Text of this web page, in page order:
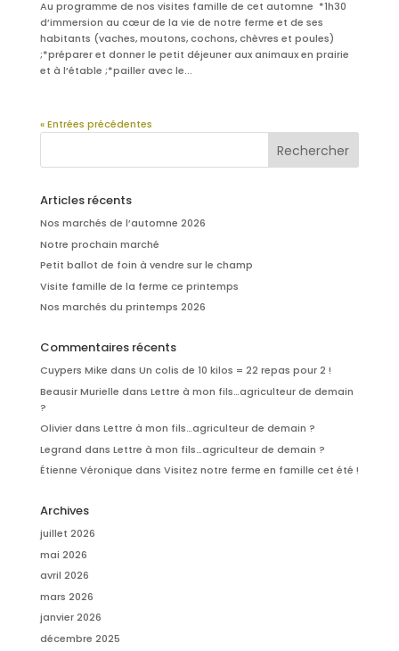
Au programme de nos visites famille de cet automne *1h30
d’immersion au cœur de la vie de notre ferme et de ses
habitants (vaches, moutons, cochons, chèvres et poules)
;*préparer et donner le petit déjeuner aux animaux en prairie
et à l’étable ;*pailler avec le...
« Entrées précédentes
Articles récents
Nos marchés de l’automne 2026
Notre prochain marché
Petit ballot de foin à vendre sur le champ
Visite famille de la ferme ce printemps
Nos marchés du printemps 2026
Commentaires récents
Cuypers Mike dans Un colis de 10 kilos = 22 repas pour 2 !
Beausir Murielle dans Lettre à mon fils…agriculteur de demain
?
Olivierdans Lettre à mon fils…agriculteur de demain ?
Legrand dans Lettre à mon fils…agriculteur de demain ?
Étienne Véronique dans Visitez notre ferme en famille cet été !
Archives
juillet 2026
mai 2026
avril 2026
mars 2026
janvier 2026
décembre 2025